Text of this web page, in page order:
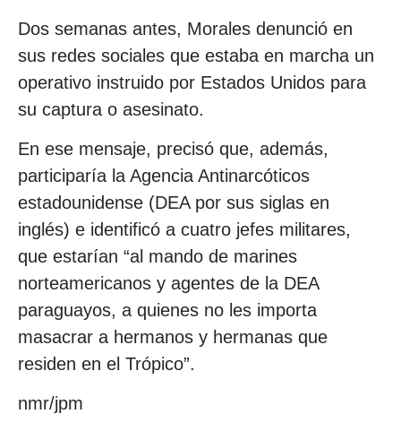
Dos semanas antes, Morales denunció en
sus redes sociales que estaba en marcha un
operativo instruido por Estados Unidos para
su captura o asesinato.
En ese mensaje, precisó que, además,
participaría la Agencia Antinarcóticos
estadounidense (DEA por sus siglas en
inglés) e identificó a cuatro jefes militares,
que estarían “al mando de marines
norteamericanos y agentes de la DEA
paraguayos, a quienes no les importa
masacrar a hermanos y hermanas que
residen en el Trópico”.
nmr/jpm